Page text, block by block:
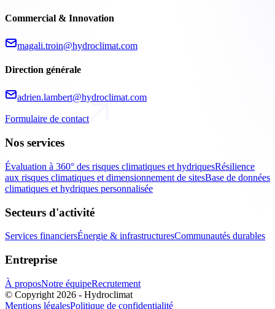
Commercial & Innovation
magali.troin@hydroclimat.com
Direction générale
adrien.lambert@hydroclimat.com
Formulaire de contact
Nos services
Évaluation à 360° des risques climatiques et hydriquesRésilience
aux risques climatiques et dimensionnement de sitesBase de données
climatiques et hydriques personnalisée
Secteurs d'activité
Services financiersÉnergie & infrastructuresCommunautés durables
Entreprise
À proposNotre équipeRecrutement
© Copyright 2026 - Hydroclimat
Mentions légalesPolitique de confidentialité